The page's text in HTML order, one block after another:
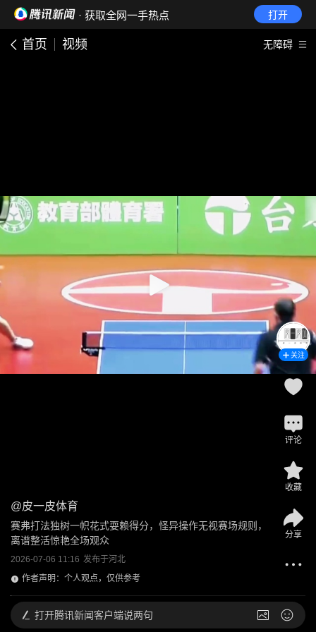
· 获取全网一手热点 打开
首页 视频 无障碍
@皮一皮体育
赛弗打法独树一帜花式耍赖得分，怪异操作无视赛场规则，
离谱整活惊艳全场观众
2026-07-06 11:16 发布于河北
作者声明：个人观点，仅供参考
关注
评论
收藏
分享
打开腾讯新闻客户端说两句